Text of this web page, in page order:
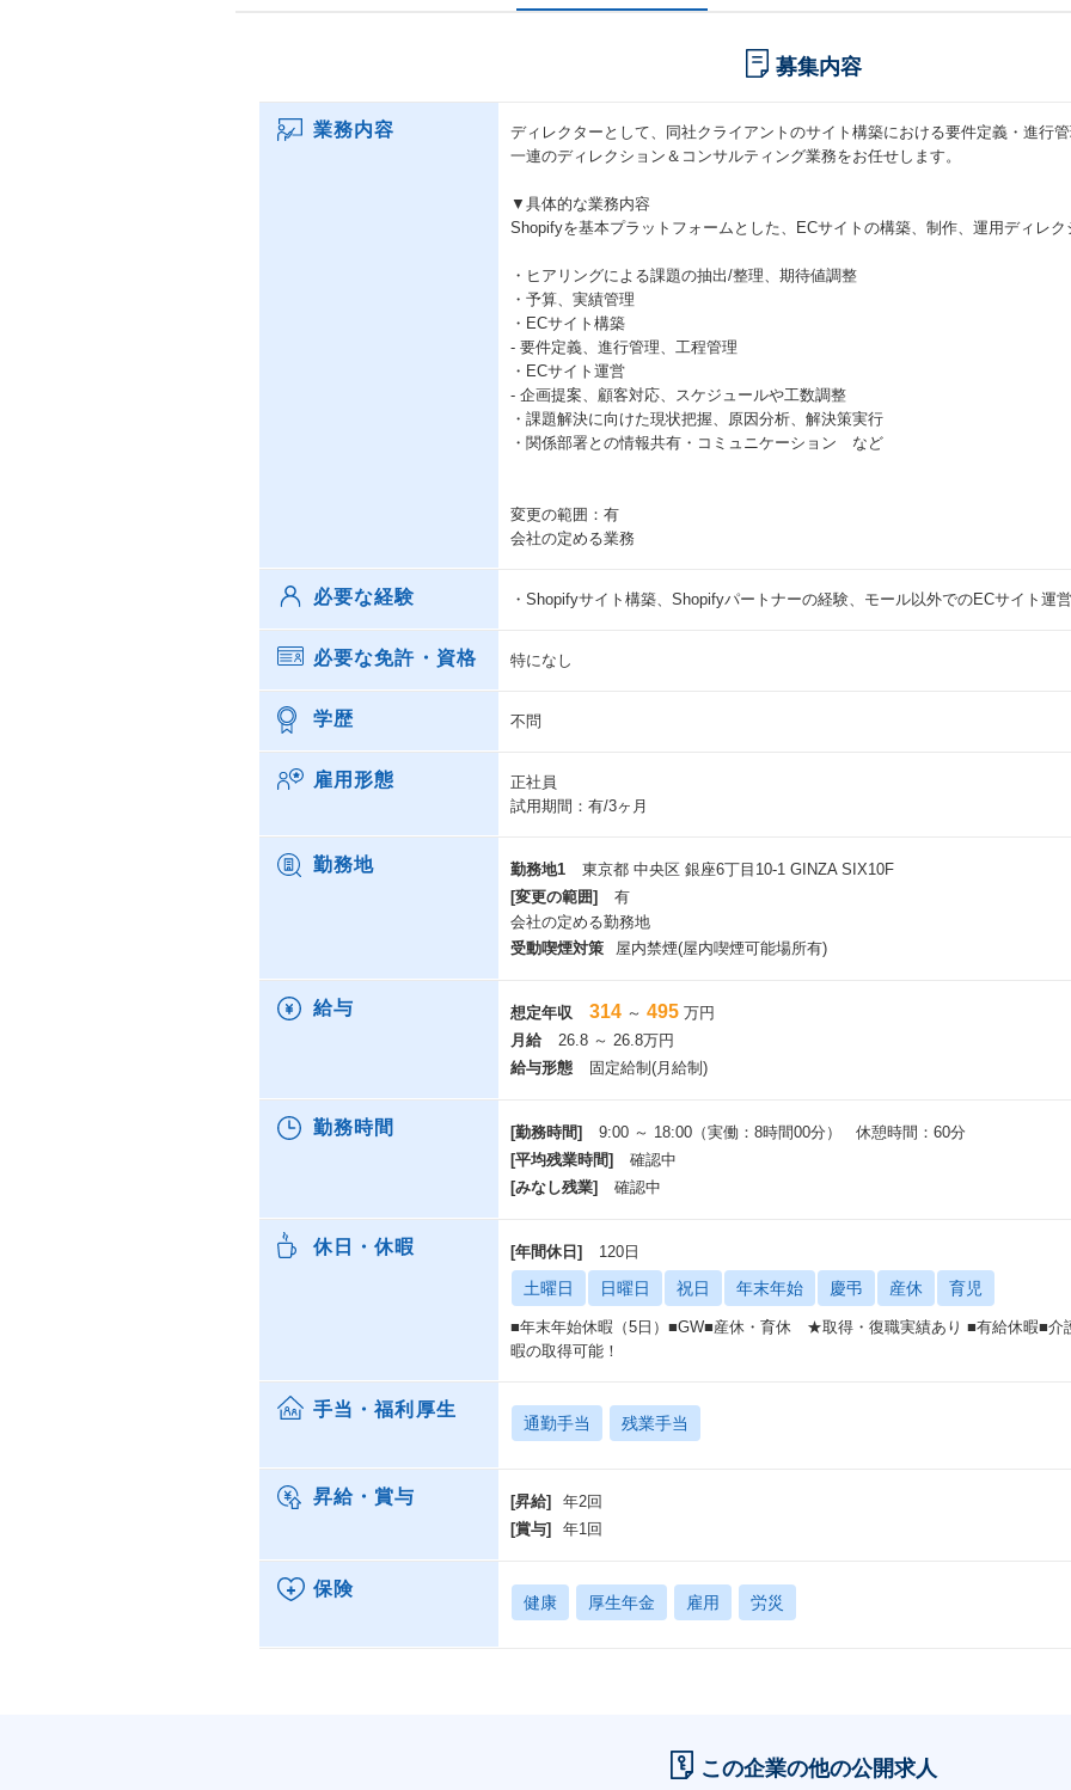
募集内容
業務内容
ディレクターとして、同社クライアントのサイト構築における要件定義・進行
一連のディレクション＆コンサルティング業務をお任せします。
▼具体的な業務内容
Shopifyを基本プラットフォームとした、ECサイトの構築、制作、運用ディレク
・ヒアリングによる課題の抽出/整理、期待値調整
・予算、実績管理
・ECサイト構築
- 要件定義、進行管理、工程管理
・ECサイト運営
- 企画提案、顧客対応、スケジュールや工数調整
・課題解決に向けた現状把握、原因分析、解決策実行
・関係部署との情報共有・コミュニケーション など
変更の範囲：有
会社の定める業務
必要な経験 ・Shopifyサイト構築、Shopifyパートナーの経験、モール以外でのECサイト運
必要な免許・資格 特になし
学歴 不問
雇用形態
正社員
試用期間：有/3ヶ月
勤務地 勤務地1
東京都 中央区 銀座6丁目10-1 GINZA SIX10F
[変更の範囲]
有
会社の定める勤務地
受動喫煙対策
屋内禁煙(屋内喫煙可能場所有)
給与 想定年収 314 ～ 495 万円
月給
26.8 ～ 26.8万円
給与形態
固定給制(月給制)
勤務時間 [勤務時間]
9:00 ～ 18:00（実働：8時間00分） 休憩時間：60分
[平均残業時間]
確認中
[みなし残業]
確認中
休日・休暇 [年間休日] 120日
土曜日 日曜日 祝日 年末年始 慶弔 産休 育児
■年末年始休暇（5日）■GW■産休・育休 ★取得・復職実績あり ■有給休暇■
暇の取得可能！
手当・福利厚生
通勤手当 残業手当
昇給・賞与 [昇給]
年2回
[賞与]
年1回
保険
健康 厚生年金 雇用 労災
この企業の他の公開求人